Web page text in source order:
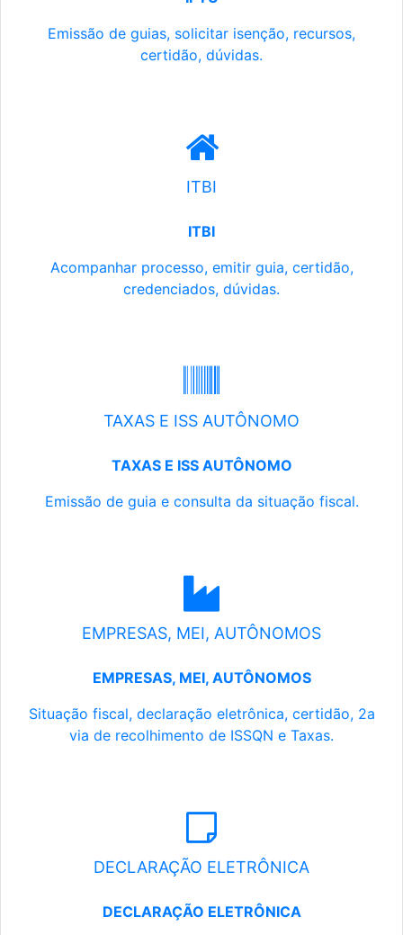
Emissão de guias, solicitar isenção, recursos,
certidão, dúvidas.
ITBI
ITBI
Acompanhar processo, emitir guia, certidão,
credenciados, dúvidas.
TAXAS E ISS AUTÔNOMO
TAXAS E ISS AUTÔNOMO
Emissão de guia e consulta da situação fiscal.
EMPRESAS, MEI, AUTÔNOMOS
EMPRESAS, MEI, AUTÔNOMOS
Situação fiscal, declaração eletrônica, certidão, 2a
via de recolhimento de ISSQN e Taxas.
DECLARAÇÃO ELETRÔNICA
DECLARAÇÃO ELETRÔNICA